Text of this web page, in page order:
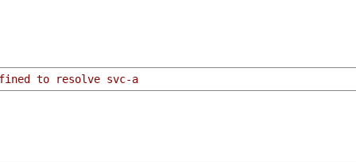
to resolve svc-a